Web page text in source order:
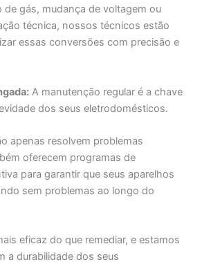
de gás, mudança de voltagem ou
técnica, nossos técnicos estão
essas conversões com precisão e
A manutenção regular é a chave
dos seus eletrodomésticos.
apenas resolvem problemas
oferecem programas de
para garantir que seus aparelhos
sem problemas ao longo do
eficaz do que remediar, e estamos
a durabilidade dos seus